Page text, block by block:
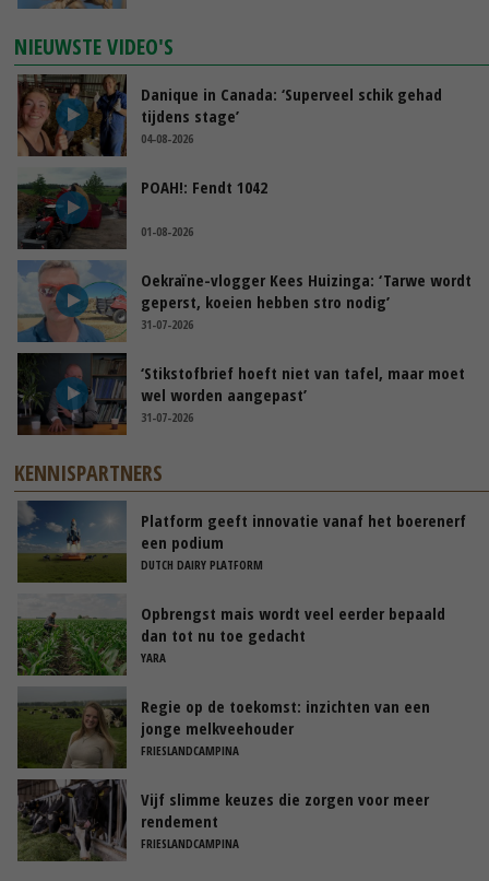
NIEUWSTE VIDEO'S
Danique in Canada: ‘Superveel schik gehad
tijdens stage’
04-08-2026
POAH!: Fendt 1042
01-08-2026
Oekraïne-vlogger Kees Huizinga: ‘Tarwe wordt
geperst, koeien hebben stro nodig’
31-07-2026
‘Stikstofbrief hoeft niet van tafel, maar moet
wel worden aangepast’
31-07-2026
KENNISPARTNERS
Platform geeft innovatie vanaf het boerenerf
een podium
DUTCH DAIRY PLATFORM
Opbrengst mais wordt veel eerder bepaald
dan tot nu toe gedacht
YARA
Regie op de toekomst: inzichten van een
jonge melkveehouder
FRIESLANDCAMPINA
Vijf slimme keuzes die zorgen voor meer
rendement
FRIESLANDCAMPINA